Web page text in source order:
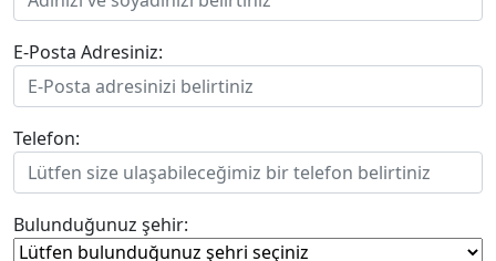
E-Posta Adresiniz:
Telefon:
Bulunduğunuz şehir: